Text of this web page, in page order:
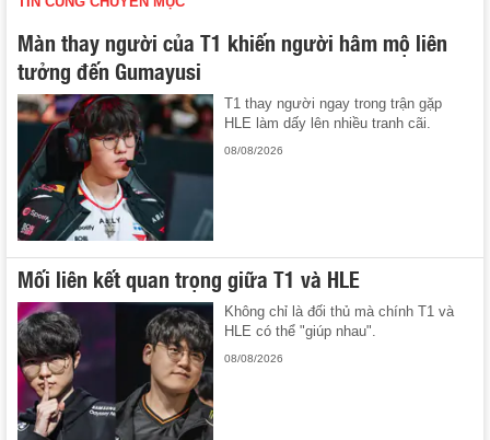
Màn thay người của T1 khiến người hâm mộ liên
tưởng đến Gumayusi
T1 thay người ngay trong trận gặp
HLE làm dấy lên nhiều tranh cãi.
08/08/2026
Mối liên kết quan trọng giữa T1 và HLE
Không chỉ là đối thủ mà chính T1 và
HLE có thể "giúp nhau".
08/08/2026